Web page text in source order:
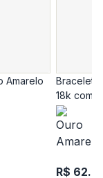
Amarelo
Bracelete
18k com
R$